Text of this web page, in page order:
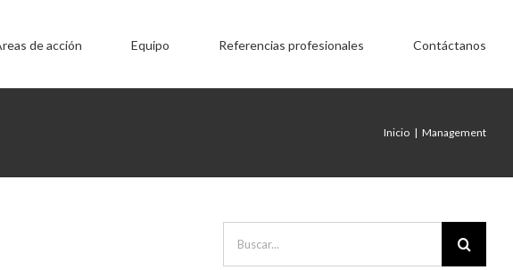
de acción Equipo Referencias profesionales Contáctanos
Inicio | Management